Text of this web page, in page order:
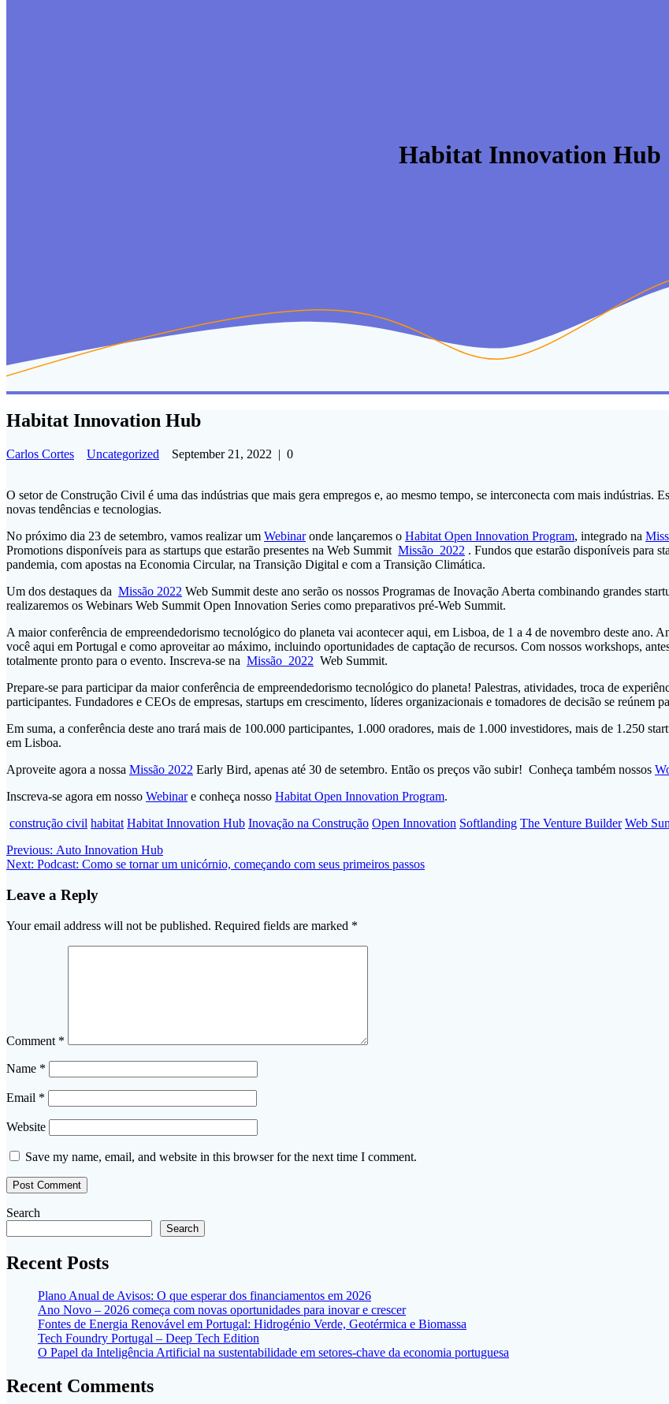
Habitat Innovation Hub
Habitat Innovation Hub
Carlos Cortes Uncategorized September 21, 2022 | 0
O setor de Construção Civil é uma das indústrias que mais gera empregos e, ao mesmo tempo, se interconecta com mais indústrias.
novas tendências e tecnologias.
No próximo dia 23 de setembro, vamos realizar um Webinaronde lançaremos o Habitat Open Innovation Program, integrado na
Promotions disponíveis para as startups que estarão presentes na Web Summit Missão 2022 . Fundos que estarão disponíveis para
pandemia, com apostas na Economia Circular, na Transição Digital e com a Transição Climática.
Um dos destaques da Missão 2022 Web Summit deste ano serão os nossos Programas de Inovação Aberta combinando grandes
realizaremos os Webinars Web Summit Open Innovation Series como preparativos pré-Web Summit.
A maior conferência de empreendedorismo tecnológico do planeta vai acontecer aqui, em Lisboa, de 1 a 4 de novembro deste ano.
você aqui em Portugal e como aproveitar ao máximo, incluindo oportunidades de captação de recursos. Com nossos workshops,
totalmente pronto para o evento. Inscreva-se na Missão 2022 Web Summit.
Prepare-se para participar da maior conferência de empreendedorismo tecnológico do planeta! Palestras, atividades, troca de
participantes. Fundadores e CEOs de empresas, startups em crescimento, líderes organizacionais e tomadores de decisão se reúnem
Em suma, a conferência deste ano trará mais de 100.000 participantes, 1.000 oradores, mais de 1.000 investidores, mais de 1.250
em Lisboa.
Aproveite agora a nossa Missão 2022 Early Bird, apenas até 30 de setembro. Então os preços vão subir! Conheça também nossos
Inscreva-se agora em nosso Webinare conheça nosso Habitat Open Innovation Program.
construção civil habitat Habitat Innovation Hub Inovação na Construção Open Innovation Softlanding The Venture Builder Web
Post
navigation
Previous: Previous
post:
Auto Innovation Hub
Next: Next
Podcast: Como se tornar um unicórnio, começando com seus primeiros passos
Leave a Reply
Your email address will not be published. Required fields are marked *
Comment *
Name *
Email *
Website
Save my name, email, and website in this browser for the next time I comment.
Search
Search
Recent Posts
Plano Anual de Avisos: O que esperar dos financiamentos em 2026
Ano Novo – 2026 começa com novas oportunidades para inovar e crescer
Fontes de Energia Renovável em Portugal: Hidrogénio Verde, Geotérmica e Biomassa
Tech Foundry Portugal – Deep Tech Edition
O Papel da Inteligência Artificial na sustentabilidade em setores-chave da economia portuguesa
Recent Comments